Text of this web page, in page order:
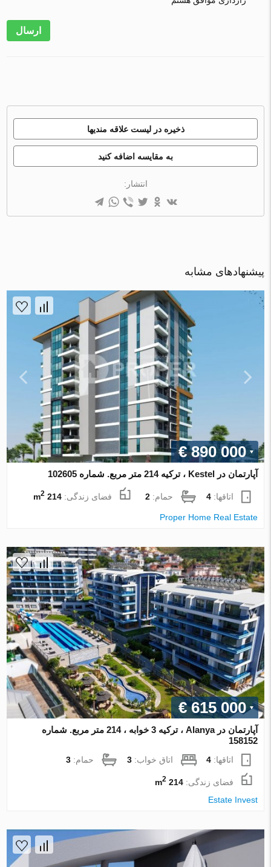
ارسال
ذخیره در لیست علاقه مندیها
به مقایسه اضافه کنید
انتشار:
پیشنهادهای مشابه
€ 890 000
آپارتمان در Kestel ، ترکیه 214 متر مربع. شماره 102605
اتاقها:4 حمام:2 فضای زندگی:214 m
2
Proper Home Real Estate
€ 615 000
آپارتمان در Alanya ، ترکیه 3 خوابه ، 214 متر مربع. شماره
158152
اتاقها:4 اتاق خواب:3 حمام:3
فضای زندگی:214 m
2
Estate Invest